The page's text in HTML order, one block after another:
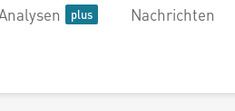
Nachrichten